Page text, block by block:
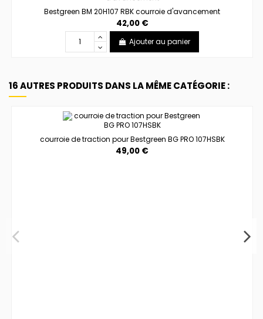
Bestgreen BM 20H107 RBK courroie d'avancement
42,00 €
Ajouter au panier
16 AUTRES PRODUITS DANS LA MÊME CATÉGORIE :
courroie de traction pour Bestgreen BG PRO 107HSBK
49,00 €